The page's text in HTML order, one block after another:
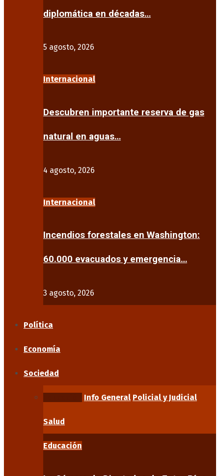
diplomática en décadas…
5 agosto, 2026
Internacional
Descubren importante reserva de gas
natural en aguas…
4 agosto, 2026
Internacional
Incendios forestales en Washington:
60.000 evacuados y emergencia…
3 agosto, 2026
Política
Economía
Sociedad
Info General Policial y Judicial
Salud
Educación